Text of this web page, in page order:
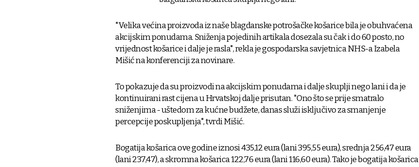
"Velika većina proizvoda iz naše blagdanske potrošačke košarice bila je obuhvaćena
akcijskim ponudama. Sniženja pojedinih artikala dosezala su čak i do 60 posto, no
vrijednost košarice i dalje je rasla", rekla je gospodarska savjetnica NHS-a Izabela
Mišić na konferenciji za novinare.
To pokazuje da su proizvodi na akcijskim ponudama i dalje skuplji nego lani i da je
kontinuirani rast cijena u Hrvatskoj dalje prisutan. "Ono što se prije smatralo
sniženjima - uštedom za kućne budžete, danas služi isključivo za smanjenje
percepcije poskupljenja", tvrdi Mišić.
Bogatija košarica ove godine iznosi 435,12 eura (lani 395,55 eura), srednja 256,47 eura
(lani 237,47), a skromna košarica 122,76 eura (lani 116,60 eura). Tako je bogatija košarica